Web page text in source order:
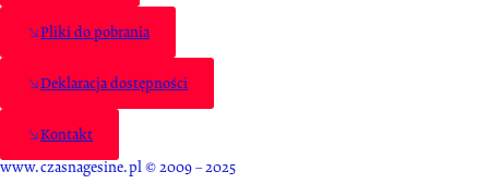
Pliki do pobrania
Deklaracja dostępności
Kontakt
www.czasnagesine.pl © 2009 – 2025